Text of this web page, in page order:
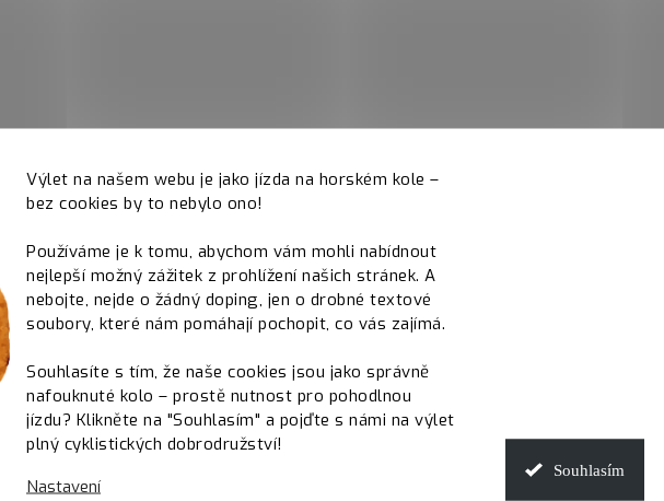
Výlet na našem webu je jako jízda na horském kole –
bez cookies by to nebylo ono!
Používáme je k tomu, abychom vám mohli nabídnout
nejlepší možný zážitek z prohlížení našich stránek. A
nebojte, nejde o žádný doping, jen o drobné textové
soubory, které nám pomáhají pochopit, co vás zajímá.
Souhlasíte s tím, že naše cookies jsou jako správně
nafouknuté kolo – prostě nutnost pro pohodlnou
jízdu? Klikněte na "Souhlasím" a pojďte s námi na výlet
plný cyklistických dobrodružství!
Nastavení
Souhlasím